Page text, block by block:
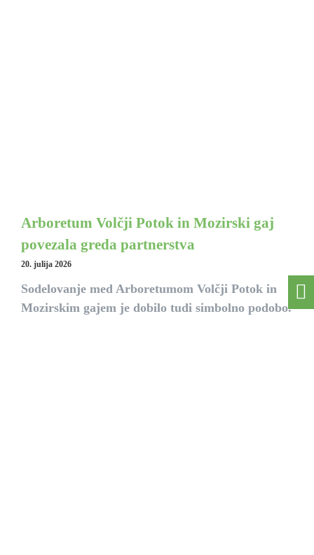
Arboretum Volčji Potok in Mozirski gaj
povezala greda partnerstva
20. julija 2026
Sodelovanje med Arboretumom Volčji Potok in
Mozirskim gajem je dobilo tudi simbolno podobo.